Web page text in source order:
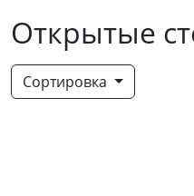
Открытые
Сортировка